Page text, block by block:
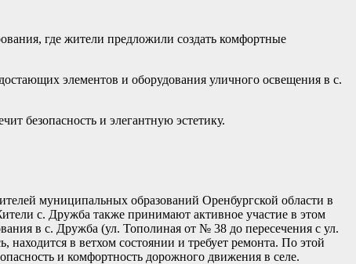
где жители предложили создать комфортные
элементов и оборудования уличного освещения в с.
безопасность и элегантную эстетику.
муниципальных образований Оренбургской области в
с. Дружба также принимают активное участие в этом
в с. Дружба (ул. Тополиная от № 38 до пересечения с ул.
в ветхом состоянии и требует ремонта. По этой
и комфортность дорожного движения в селе.